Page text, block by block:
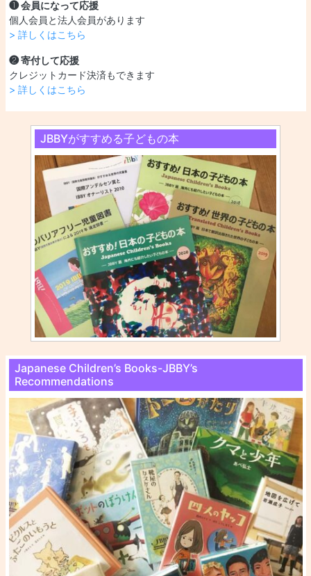
❶ 会員になって応援
個人会員と法人会員があります
> 詳しくはこちら
❷ 寄付して応援
クレジットカード決済もできます
> 詳しくはこちら
JBBYがすすめる子どもの本
Japanese Children’s Books-JBBY’s
Recommendations